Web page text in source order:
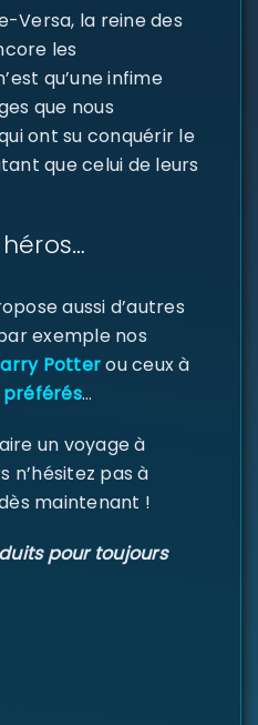
Versa, la reine des
les
qu’une infime
que nous
ont su conquérir le
que celui de leurs
aussi d’autres
exemple nos
Potterou ceux à
préférés…
un voyage à
n’hésitez pas à
maintenant !
pour toujours